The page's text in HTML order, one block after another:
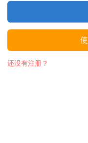
还没有注册？